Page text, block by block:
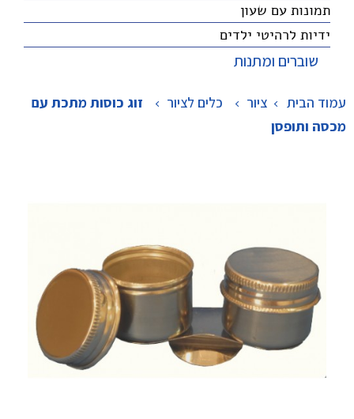
תמונות עם שעון
ידיות לרהיטי ילדים
שוברים ומתנות
עמוד הבית ציור > כלים לציור >
זוג כוסות מתכת עם
מכסה ותופסן